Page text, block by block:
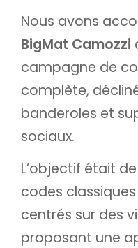
Nous avons
BigMat Camozzi
campagne de
complète,
banderoles et
sociaux.
L’objectif était
codes
centrés sur des
proposant une